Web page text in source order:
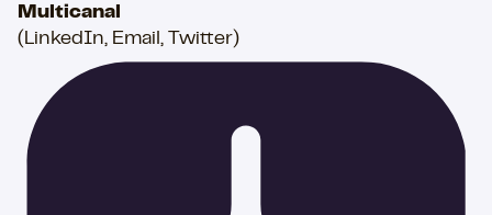
Multicanal
(LinkedIn, Email, Twitter)